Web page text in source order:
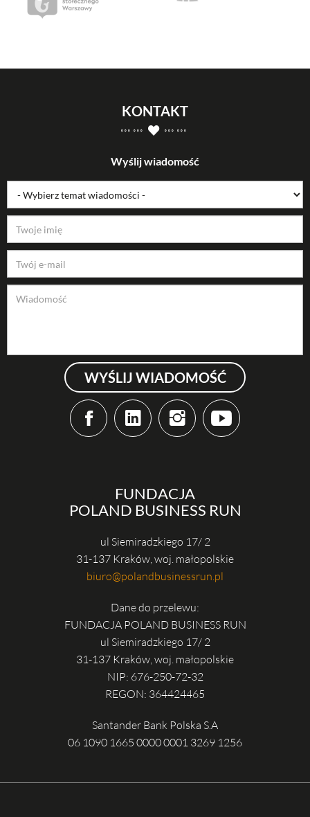
KONTAKT
Wyślij wiadomość
WYŚLIJ WIADOMOŚĆ
FUNDACJA
POLAND BUSINESS RUN
ul Siemiradzkiego 17/ 2
31-137 Kraków, woj. małopolskie
biuro@polandbusinessrun.pl
Dane do przelewu:
FUNDACJA POLAND BUSINESS RUN
ul Siemiradzkiego 17/ 2
31-137 Kraków, woj. małopolskie
NIP: 676-250-72-32
REGON: 364424465
Santander Bank Polska S.A
06 1090 1665 0000 0001 3269 1256